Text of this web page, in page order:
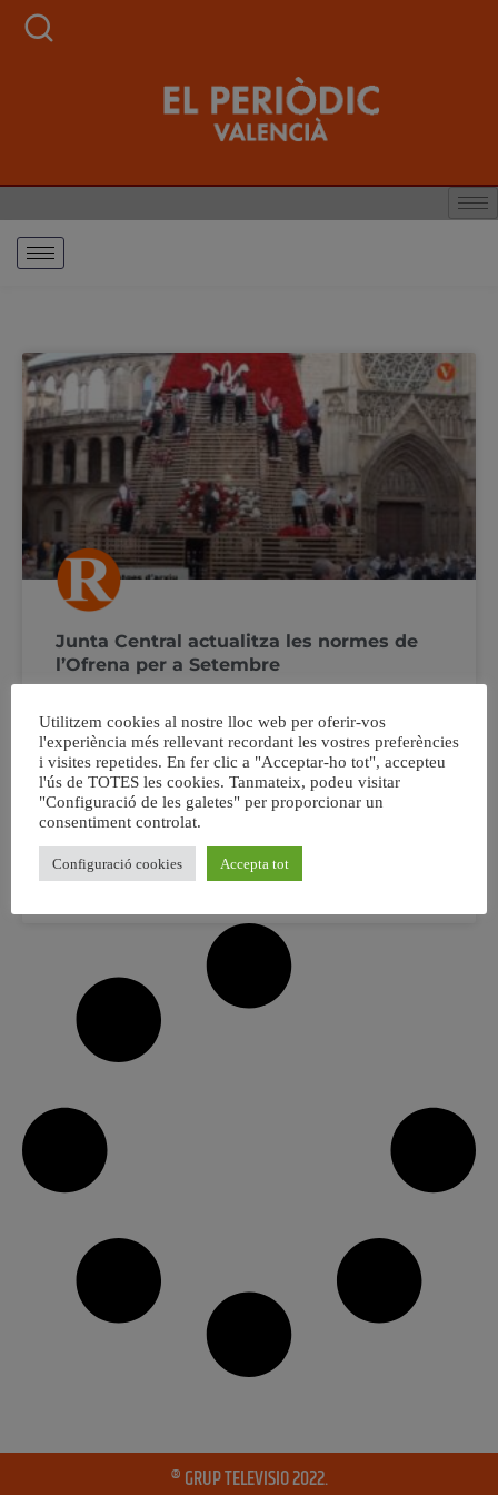
Junta Central actualitza les normes de
l’Ofrena per a Setembre
Junta Central Fallera de València ha fet publica la nova
normativa al respecte d’un dels actes més esperats per
tots els valencians, l’Ofrena a la Mare de Dèu dels
Desemparats, una Ofrena que torna en 2021 baix les
restriccions de la crisi sanitària Només es podrà desfilar
en els horaris
® GRUP TELEVISIO 2022.
Utilitzem cookies al nostre lloc web per oferir-vos
l'experiència més rellevant recordant les vostres preferències
i visites repetides. En fer clic a "Acceptar-ho tot", accepteu
l'ús de TOTES les cookies. Tanmateix, podeu visitar
"Configuració de les galetes" per proporcionar un
consentiment controlat.
Configuració cookies Accepta tot